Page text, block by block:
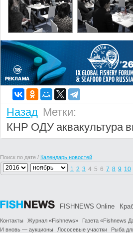
Назад Метки:
КНР ОДУ аквакультура
Поиск по дате / Календарь новостей
1 2 3 4 5 6 7 8 9 10
FISHNEWS Online
Контакты Журнал «Fishnews» Газета «Fishnews
И вновь — аукционы
Лососевые участки Рыба